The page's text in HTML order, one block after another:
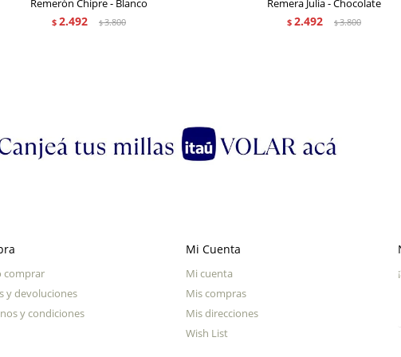
$ 2.492 $3.800 $ 2.492 $3.800
comprar
y devoluciones
y condiciones
Mi Cuenta
Mi cuenta
Mis compras
Mis direcciones
Wish List